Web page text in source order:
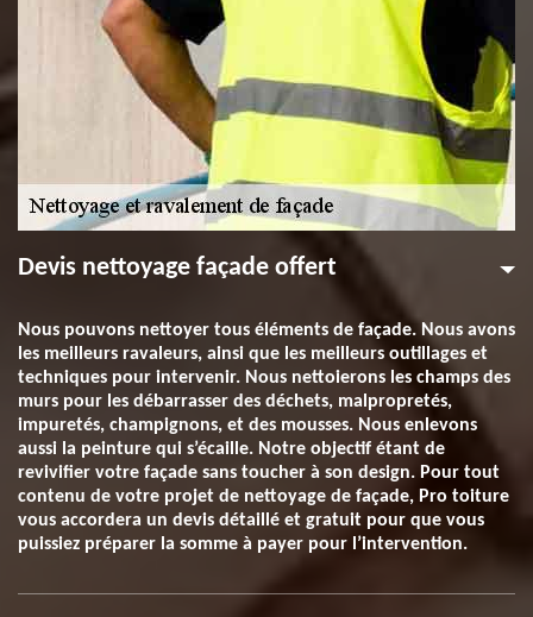
Devis nettoyage façade offert
Nous pouvons nettoyer tous éléments de façade. Nous avons
les meilleurs ravaleurs, ainsi que les meilleurs outillages et
techniques pour intervenir. Nous nettoierons les champs des
murs pour les débarrasser des déchets, malpropretés,
impuretés, champignons, et des mousses. Nous enlevons
aussi la peinture qui s’écaille. Notre objectif étant de
revivifier votre façade sans toucher à son design. Pour tout
contenu de votre projet de nettoyage de façade, Pro toiture
vous accordera un devis détaillé et gratuit pour que vous
puissiez préparer la somme à payer pour l’intervention.